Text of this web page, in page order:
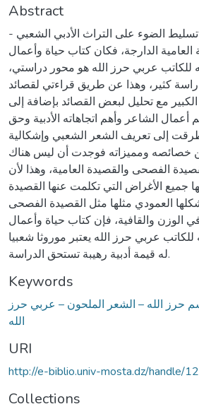
Abstract
- تهدف هذه الدراسة إلى تسليط الضوء على التراث الأدبي الشعبي
الدارجة، فكان كتاب حياة وأعمال
للكاتب عربي حرز الله هو محور دراستي،
كثير، وهذا عن طريق قراءتي لقصائد
مع تحليل لبعض القصائد بإضافة إلى
الشاعر وأهم اتجاهاته الأدبية وحق
إلى تعريف الشعر الشعبي وإشكالية
ومميزاته فوجدت أن ليس هناك
الفصحى والقصيدة العامية، وهذا لأن
جميع الأغراض التي تكلمت عنها القصيدة
العمودي مثلها مثل القصيدة الفصحى
الوزن والقافية، فإن كتاب حياة وأعمال
عربي حرز الله يعتبر موروثا شعبيا
له قيمة أدبية رهيبة تستحق الدراسة.
Keywords
حرز الله – الشعر الملحون – عربي حرز
الله
URI
http://e-biblio.univ-mosta.dz/handle/
Collections